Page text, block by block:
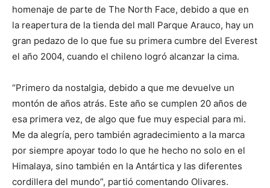
homenaje de parte de The North Face, debido a que en
la reapertura de la tienda del mall Parque Arauco, hay un
gran pedazo de lo que fue su primera cumbre del Everest
el año 2004, cuando el chileno logró alcanzar la cima.
“Primero da nostalgia, debido a que me devuelve un
montón de años atrás. Este año se cumplen 20 años de
esa primera vez, de algo que fue muy especial para mi.
Me da alegría, pero también agradecimiento a la marca
por siempre apoyar todo lo que he hecho no solo en el
Himalaya, sino también en la Antártica y las diferentes
cordillera del mundo”, partió comentando Olivares.